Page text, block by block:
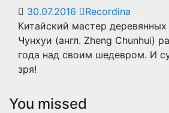
30.07.2016
Recordina
Китайский мастер
Чунхуи (англ. Zheng Chunhui)
года над своим шедевром. И
зря!
You missed